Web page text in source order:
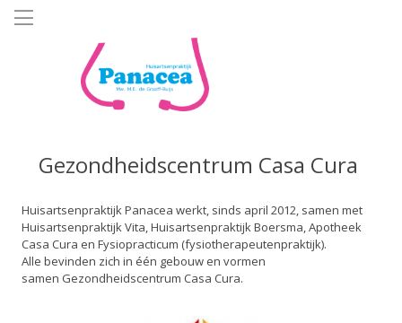
Overslaan
Gezondheidscentrum Casa Cura
Huisartsenpraktijk Panacea werkt, sinds april 2012, samen met
Huisartsenpraktijk Vita, Huisartsenpraktijk Boersma, Apotheek
Casa Cura en Fysiopracticum (fysiotherapeutenpraktijk).
Alle bevinden zich in één gebouw en vormen
samen Gezondheidscentrum Casa Cura.